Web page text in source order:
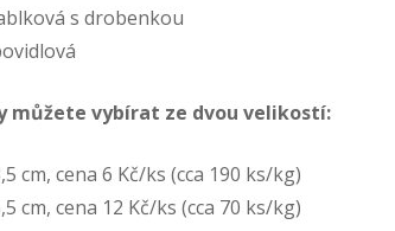
s drobenkou
můžete vybírat ze dvou velikostí:
cm, cena 6 Kč/ks (cca 190 ks/kg)
cm, cena 12 Kč/ks (cca 70 ks/kg)